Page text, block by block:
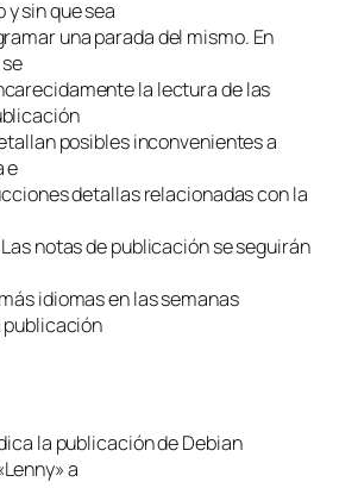
sin que sea
una parada del mismo. En
la lectura de las
posibles inconvenientes a
e
detallas relacionadas con la
notas de publicación se seguirán
idiomas en las semanas
publicación
la publicación de Debian
a